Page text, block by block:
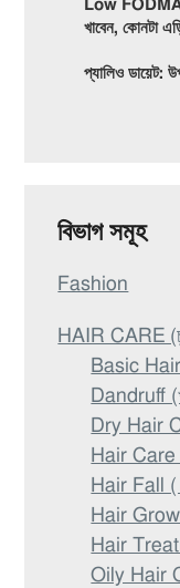
Low
খাবেন, কোনটা
প্যালিও ডায়েট:
বিভাগ সমূহ
Fashion
HAIR CARE
Basic Hair
Dandruff
Dry Hair
Hair
Hair Fall (
Hair
Hair
Oily Hair